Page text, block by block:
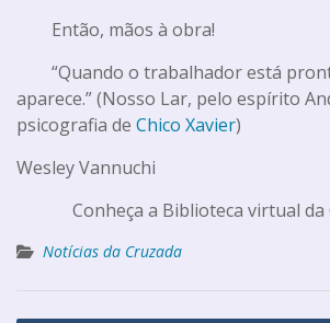
Então, mãos à obra!
“Quando o trabalhador está
aparece.” (Nosso Lar, pelo espírito
psicografia de Chico Xavier)
Wesley Vannuchi
Conheça a Biblioteca virtual da
Notícias da Cruzada